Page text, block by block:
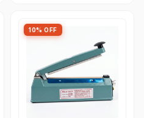
10% OFF